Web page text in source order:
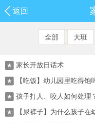
返回
全部 大班
★ 家长开放日话术
★ 【吃饭】幼儿园里吃得饱
★ 孩子打人、咬人如何处理
★ 【尿裤子】为什么孩子在